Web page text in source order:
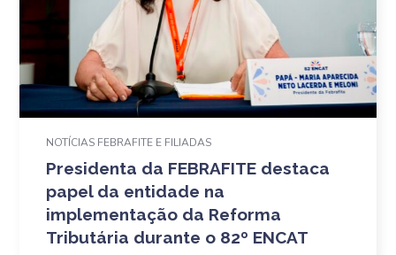
NOTÍCIAS FEBRAFITE E FILIADAS
Presidenta da FEBRAFITE destaca
papel da entidade na
implementação da Reforma
Tributária durante o 82º ENCAT